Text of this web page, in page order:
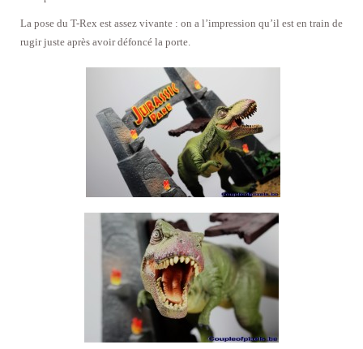
La pose du T-Rex est assez vivante : on a l’impression qu’il est en train de
rugir juste après avoir défoncé la porte.